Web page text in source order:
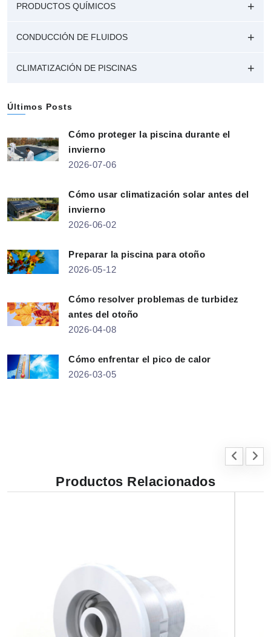
PRODUCTOS QUÍMICOS
CONDUCCIÓN DE FLUIDOS
CLIMATIZACIÓN DE PISCINAS
Últimos Posts
Cómo proteger la piscina durante el
invierno
2026-07-06
Cómo usar climatización solar antes del
invierno
2026-06-02
Preparar la piscina para otoño
2026-05-12
Cómo resolver problemas de turbidez
antes del otoño
2026-04-08
Cómo enfrentar el pico de calor
2026-03-05
Productos Relacionados